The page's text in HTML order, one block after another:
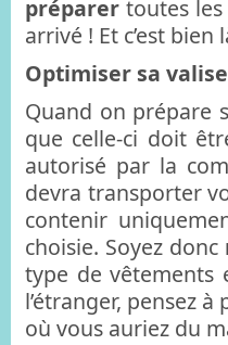
préparer toutes
arrivé ! Et c’est
Optimiser sa valise
Quand on prépare
que celle-ci doit
autorisé par la
devra transporter
contenir
choisie. Soyez donc
type de vêtements
l’étranger, pensez
où vous auriez du